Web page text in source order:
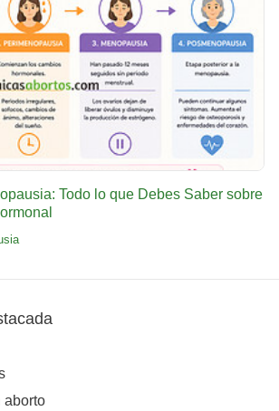
Todo lo que Debes Saber sobre
aborto